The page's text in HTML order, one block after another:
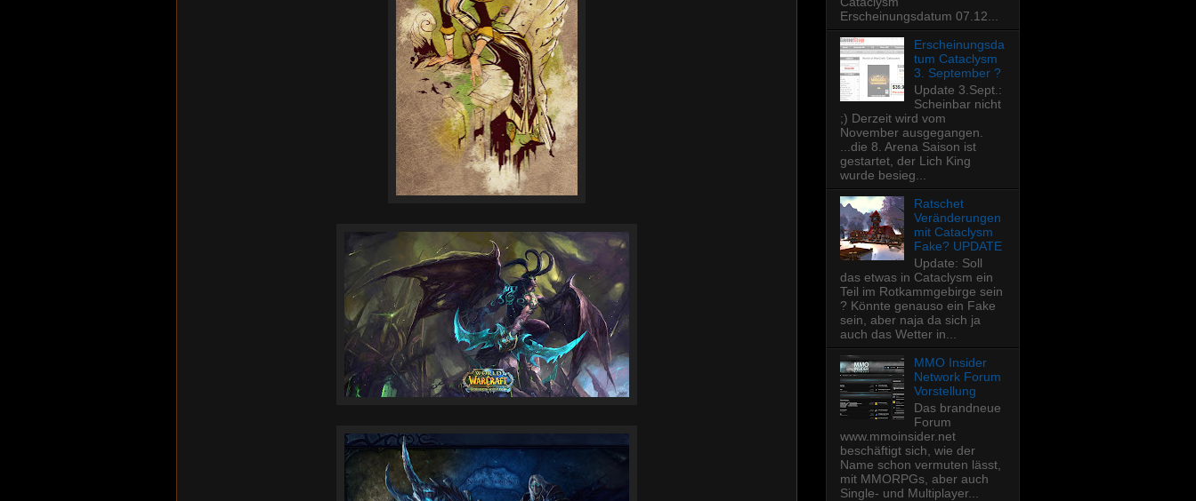
Erscheinungsdatum 07.12...
Erscheinungsda
tum Cataclysm
3. September ?
Update 3.Sept.:
Scheinbar nicht
;) Derzeit wird vom
November ausgegangen.
...die 8. Arena Saison ist
gestartet, der Lich King
wurde besieg...
Ratschet
Veränderungen
mit Cataclysm
Fake? UPDATE
Update: Soll
das etwas in Cataclysm ein
Teil im Rotkammgebirge sein
? Könnte genauso ein Fake
sein, aber naja da sich ja
auch das Wetter in...
MMO Insider
Network Forum
Vorstellung
Das brandneue
Forum
www.mmoinsider.net
beschäftigt sich, wie der
Name schon vermuten lässt,
mit MMORPGs, aber auch
Single- und Multiplayer...